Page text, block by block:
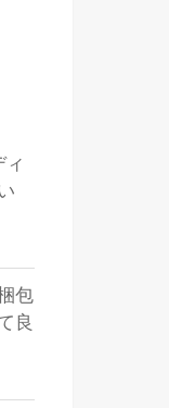
ィ
包
良